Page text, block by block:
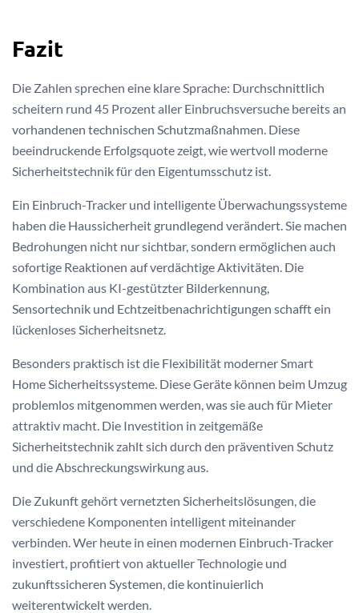
Fazit
Die Zahlen sprechen eine klare Sprache: Durchschnittlich
scheitern rund 45 Prozent aller Einbruchsversuche bereits an
vorhandenen technischen Schutzmaßnahmen. Diese
beeindruckende Erfolgsquote zeigt, wie wertvoll moderne
Sicherheitstechnik für den Eigentumsschutz ist.
Ein Einbruch-Tracker und intelligente Überwachungssysteme
haben die Haussicherheit grundlegend verändert. Sie machen
Bedrohungen nicht nur sichtbar, sondern ermöglichen auch
sofortige Reaktionen auf verdächtige Aktivitäten. Die
Kombination aus KI-gestützter Bilderkennung,
Sensortechnik und Echtzeitbenachrichtigungen schafft ein
lückenloses Sicherheitsnetz.
Besonders praktisch ist die Flexibilität moderner Smart
Home Sicherheitssysteme. Diese Geräte können beim Umzug
problemlos mitgenommen werden, was sie auch für Mieter
attraktiv macht. Die Investition in zeitgemäße
Sicherheitstechnik zahlt sich durch den präventiven Schutz
und die Abschreckungswirkung aus.
Die Zukunft gehört vernetzten Sicherheitslösungen, die
verschiedene Komponenten intelligent miteinander
verbinden. Wer heute in einen modernen Einbruch-Tracker
investiert, profitiert von aktueller Technologie und
zukunftssicheren Systemen, die kontinuierlich
weiterentwickelt werden.